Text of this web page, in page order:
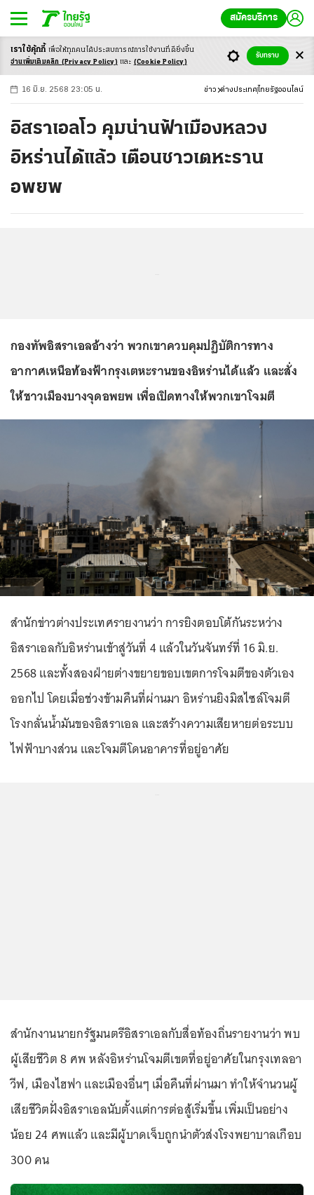
สมัครบริการ
-ก ก ก+
16 มิ.ย. 2568 23:05 น. ข่าว ต่างประเทศ ไทยรัฐออนไลน์
อิสราเอลโว คุมน่านฟ้าเมืองหลวง
อิหร่านได้แล้ว เตือนชาวเตหะราน
อพยพ
กองทัพอิสราเอลอ้างว่า พวกเขาควบคุมปฏิบัติการทาง
อากาศเหนือท้องฟ้ากรุงเตหะรานของอิหร่านได้แล้ว และสั่ง
ให้ชาวเมืองบางจุดอพยพ เพื่อเปิดทางให้พวกเขาโจมตี
สำนักข่าวต่างประเทศรายงานว่า การยิงตอบโต้กันระหว่าง
อิสราเอลกับอิหร่านเข้าสู่วันที่ 4 แล้วในวันจันทร์ที่ 16 มิ.ย.
2568 และทั้งสองฝ่ายต่างขยายขอบเขตการโจมตีของตัวเอง
ออกไป โดยเมื่อช่วงข้ามคืนที่ผ่านมา อิหร่านยิงมิสไซล์โจมตี
โรงกลั่นน้ำมันของอิสราเอล และสร้างความเสียหายต่อระบบ
ไฟฟ้าบางส่วน และโจมตีโดนอาคารที่อยู่อาศัย
สำนักงานนายกรัฐมนตรีอิสราเอลกับสื่อท้องถิ่นรายงานว่า พบ
ผู้เสียชีวิต 8 ศพ หลังอิหร่านโจมตีเขตที่อยู่อาศัยในกรุงเทลอา
วีฟ, เมืองไฮฟา และเมืองอื่นๆ เมื่อคืนที่ผ่านมา ทำให้จำนวนผู้
เสียชีวิตฝั่งอิสราเอลนับตั้งแต่การต่อสู้เริ่มขึ้น เพิ่มเป็นอย่าง
น้อย 24 ศพแล้ว และมีผู้บาดเจ็บถูกนำตัวส่งโรงพยาบาลเกือบ
300 คน
เราใช้คุ้กกี้ เพื่อให้ทุกคนได้ประสบการณ์การใช้งานที่ดียิ่งขึ้น
อ่านเพิ่มเติมคลิก (Privacy Policy) และ (Cookie Policy)
รับทราบ